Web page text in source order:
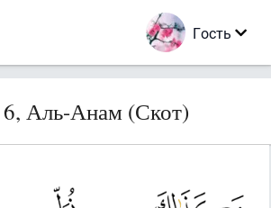
Гость
Аль-Анам (Скот)